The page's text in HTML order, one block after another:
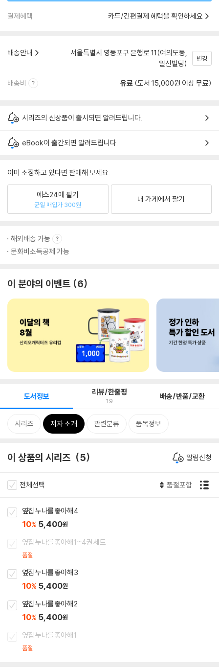
결제혜택 카드/간편결제 혜택을 확인하세요
배송안내
서울특별시 영등포구 은행로 11(여의도동,
일신빌딩)
변경
배송비 유료 (도서 15,000원 이상 무료)
시리즈의 신상품이 출시되면 알려드립니다.
eBook이 출간되면 알려드립니다.
이미 소장하고 있다면 판매해 보세요.
예스24에 팔기
균일 매입가 300원
내 가게에서 팔기
해외배송 가능
문화비소득공제 가능
이 분야의 이벤트 6
도서정보 리뷰/한줄평
19 배송/반품/교환
시리즈 저자 소개 관련분류 품목정보
이 상품의 시리즈 5 알림신청
전체선택 품절포함
옆집 누나를 좋아해 4
10% 5,400원
옆집 누나를 좋아해 1~4권 세트
품절
옆집 누나를 좋아해 3
10% 5,400원
옆집 누나를 좋아해 2
10% 5,400원
옆집 누나를 좋아해 1
품절